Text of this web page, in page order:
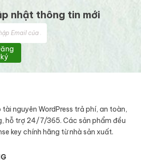
nhật thông tin mới
ký
nguyên WordPress trả phí, an toàn,
hỗ trợ 24/7/365. Các sản phẩm đều
key chính hãng từ nhà sản xuất.